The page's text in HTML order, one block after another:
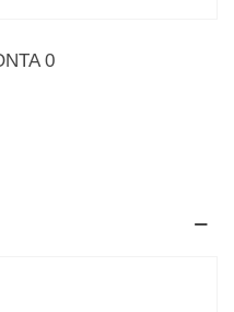
0